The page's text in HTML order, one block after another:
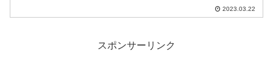
2023.03.22
スポンサーリンク